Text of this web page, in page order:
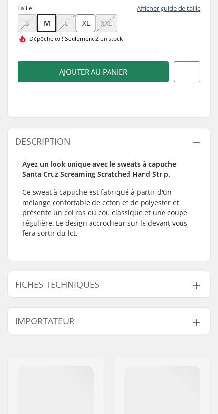
Taille Afficher guide de taille
S M L XL XXL
Dépêche toi!Seulement 2 en stock
AJOUTER AU PANIER
DESCRIPTION
Ayez un look unique avec le sweats à capuche
Santa Cruz Screaming Scratched Hand Strip.
Ce sweat à capuche est fabriqué à partir d'un
mélange confortable de coton et de polyester et
présente un col ras du cou classique et une coupe
régulière. Le design accrocheur sur le devant vous
fera sortir du lot.
FICHES TECHNIQUES
Fit:
Regular Fit
Genre:
Cou :
Crew Neck
IMPORTATEUR